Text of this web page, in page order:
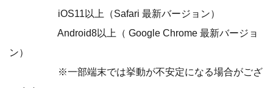
iOS11以上（Safari 最新バージョン）
Android8以上（ Google Chrome 最新バージョ
ン）
※一部端末では挙動が不安定になる場合がござ